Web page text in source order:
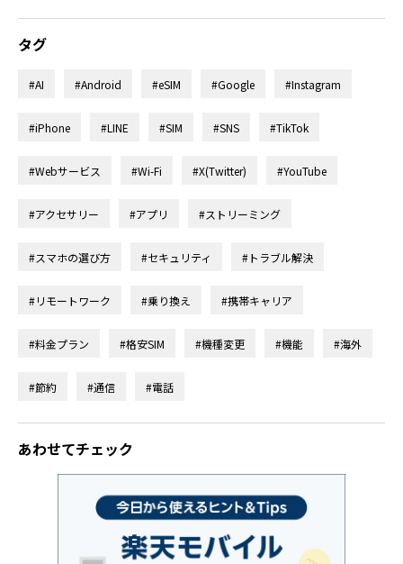
タグ
#AI #Android #eSIM #Google #Instagram
#iPhone #LINE #SIM #SNS #TikTok
#Webサービス #Wi-Fi #X(Twitter) #YouTube
#アクセサリー #アプリ #ストリーミング
#スマホの選び方 #セキュリティ #トラブル解決
#リモートワーク #乗り換え #携帯キャリア
#料金プラン #格安SIM #機種変更 #機能 #海外
#節約 #通信 #電話
あわせてチェック